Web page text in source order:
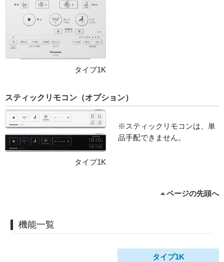
タイプ1K
スティックリモコン（オプション）
タイプ1K
※スティックリモコンは、単
品手配できません。
ページの先頭へ
機能一覧
タイプ1K